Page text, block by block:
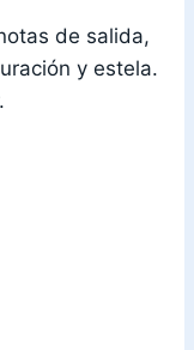
de salida,
y estela.